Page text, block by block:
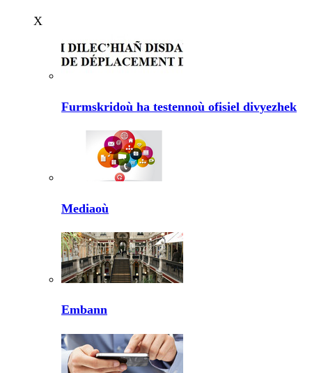
X
Furmskridoù ha testennoù ofisiel divyezhek
Mediaoù
Embann